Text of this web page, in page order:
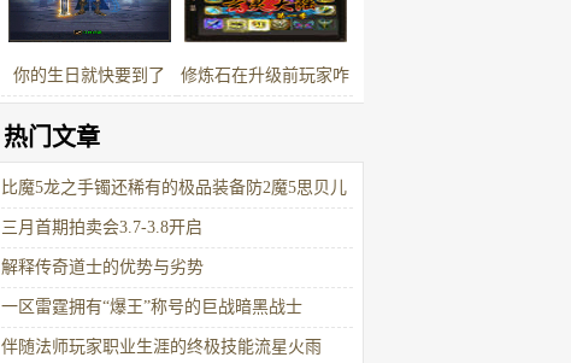
你的生日就快要到了 修炼石在升级前玩家咋
热门文章
比魔5龙之手镯还稀有的极品装备防2魔5思贝儿
三月首期拍卖会3.7-3.8开启
解释传奇道士的优势与劣势
一区雷霆拥有“爆王”称号的巨战暗黑战士
伴随法师玩家职业生涯的终极技能流星火雨